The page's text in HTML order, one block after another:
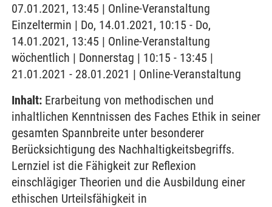
07.01.2021, 13:45 | Online-Veranstaltung
Einzeltermin | Do, 14.01.2021, 10:15 - Do,
14.01.2021, 13:45 | Online-Veranstaltung
wöchentlich | Donnerstag | 10:15 - 13:45 |
21.01.2021 - 28.01.2021 | Online-Veranstaltung
Inhalt: Erarbeitung von methodischen und
inhaltlichen Kenntnissen des Faches Ethik in seiner
gesamten Spannbreite unter besonderer
Berücksichtigung des Nachhaltigkeitsbegriffs.
Lernziel ist die Fähigkeit zur Reflexion
einschlägiger Theorien und die Ausbildung einer
ethischen Urteilsfähigkeit in